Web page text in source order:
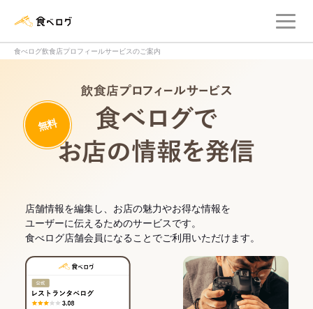
食べログ飲食店プロフィールサービスのご案内
無料
店舗情報を編集し、お店の魅力やお得な情報を
ユーザーに伝えるためのサービスです。
食べログ店舗会員になることでご利用いただけます。